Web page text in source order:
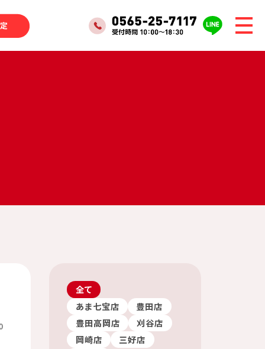
全て
あま七宝店
豊田店
豊田高岡店
刈谷店
岡崎店
三好店